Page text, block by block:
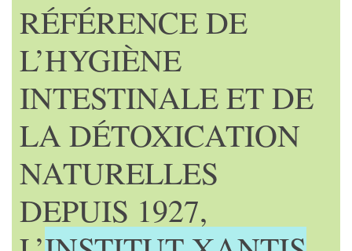
RÉFÉRENCE DE
L’HYGIÈNE
INTESTINALE ET DE
LA DÉTOXICATION
NATURELLES
DEPUIS 1927,